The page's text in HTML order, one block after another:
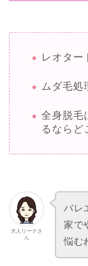
レオター
ムダ毛処
全身脱毛
るならど
大人リーナさ
ん
バレ
家で
悩む